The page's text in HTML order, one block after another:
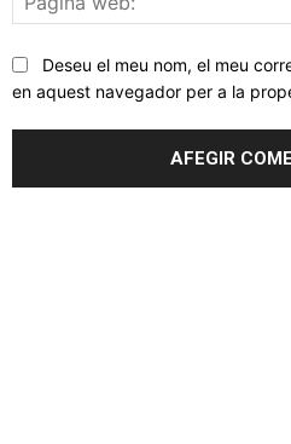
Deseu el meu nom, el meu
en aquest navegador per a la